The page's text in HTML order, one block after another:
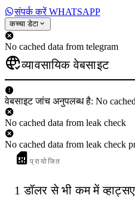
संपर्क करें WHATSAPP
कच्चा डेटा
No cached data from telegram
व्यावसायिक वेबसाइट
वेबसाइट जांच अनुपलब्ध है: No
No cached data from leak check
No cached data from leak check
प्रायोजित
1 डॉलर से भी कम में